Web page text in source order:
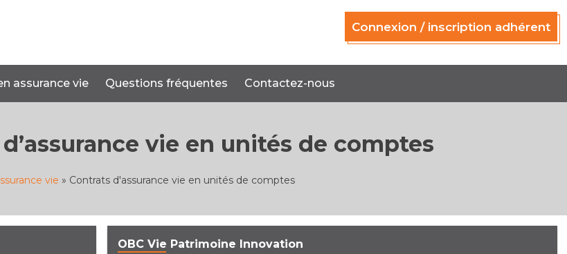
Connexion / inscription adhérent
assurance vie Questions fréquentes Contactez-nous
vie en unités de comptes
vie » Contrats d'assurance vie en unités de comptes
OBC Vie Patrimoine Innovation